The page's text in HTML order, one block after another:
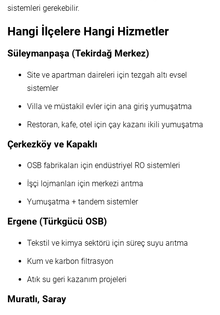
sistemleri gerekebilir.
Hangi İlçelere Hangi Hizmetler
Süleymanpaşa (Tekirdağ Merkez)
Site ve apartman daireleri için tezgah altı evsel
sistemler
Villa ve müstakil evler için ana giriş yumuşatma
Restoran, kafe, otel için çay kazanı ikili yumuşatma
Çerkezköy ve Kapaklı
OSB fabrikaları için endüstriyel RO sistemleri
İşçi lojmanları için merkezi arıtma
Yumuşatma + tandem sistemler
Ergene (Türkgücü OSB)
Tekstil ve kimya sektörü için süreç suyu arıtma
Kum ve karbon filtrasyon
Atık su geri kazanım projeleri
Muratlı, Saray